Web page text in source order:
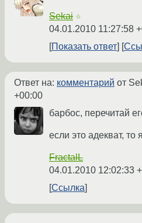
Sekai ☆
04.01.2010 11:27:58
Показать ответ
Ответ на: комментарий от
+00:00
барбос, перечитай
если это адекват, то
FractalL
04.01.2010 12:02:33
Ссылка